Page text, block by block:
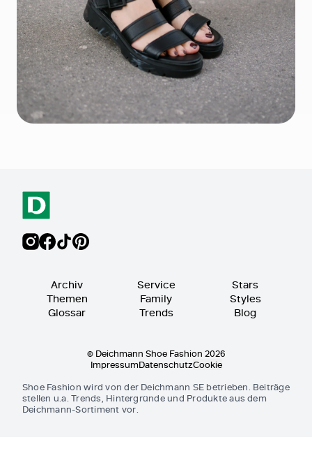
Archiv
Themen
Glossar
Service
Family
Trends
Stars
Styles
Blog
© Deichmann Shoe Fashion 2026
ImpressumDatenschutzCookie
Shoe Fashion wird von der Deichmann SE betrieben. Beiträge
stellen u.a. Trends, Hintergründe und Produkte aus dem
Deichmann-Sortiment vor.